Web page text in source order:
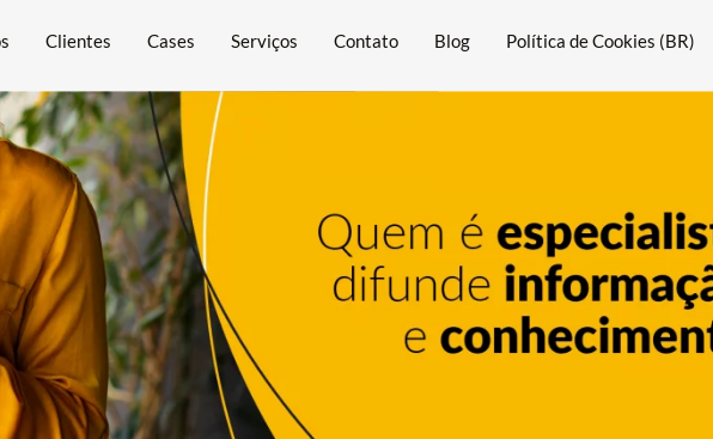
Clientes Cases Serviços Contato Blog Política de Cookies (BR)